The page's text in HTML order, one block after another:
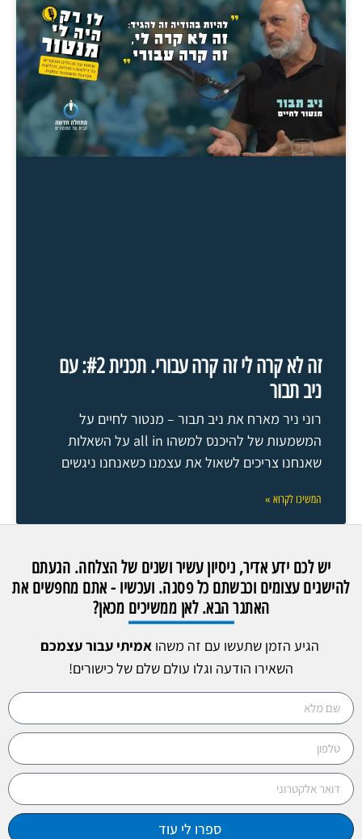
זה לא קרה לי זה קרה עבורי. תכנית #2: עם
ניב תבור
רוני ניר מארח את ניב תבור – מנטור לחיים על
המשמעות של להיכנס למשהו all in על השאלות
שאנחנו צריכים לשאול את עצמנו כשאנחנו ניגשים
המשיכו לקרוא »
יש לכם ידע אדיר, ניסיון עשיר ושנים של הצלחה. הגעתם
להישגים עצומים וכבשתם כל פסגה. ועכשיו - אתם מחפשים את
האתגר הבא. לאן ממשיכים מכאן?
הגיע הזמן שתעשו עם זה משהואמיתי עבור עצמכם
השאירו הודעה וגלו עולם שלם של כישורים!
ספרו לי עוד